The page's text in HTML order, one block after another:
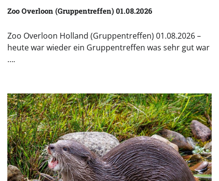
Zoo Overloon (Gruppentreffen) 01.08.2026
Zoo Overloon Holland (Gruppentreffen) 01.08.2026 –
heute war wieder ein Gruppentreffen was sehr gut war
….